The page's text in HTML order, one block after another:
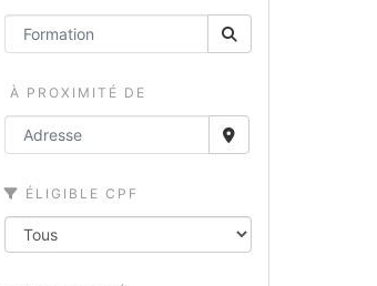
À PROXIMITÉ DE
ÉLIGIBLE CPF